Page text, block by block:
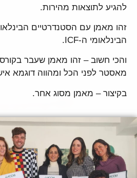
להגיע לתוצאות מהירות.
זהו מאמן עם הסטנדרטיים
הבינלאומי ה-ICF.
והכי חשוב – זהו מאמן שעבר
מאסטר לפני הכל ומהווה דוגמא
בקיצור – מאמן מסוג אחר.